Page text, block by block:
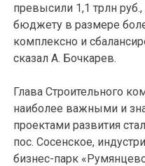
превысили 1,1 трлн
бюджету в размере
комплексно и
сказал А. Бочкарев.
Глава Строительного
наиболее важными и
проектами развития
пос. Сосенское,
бизнес-парк